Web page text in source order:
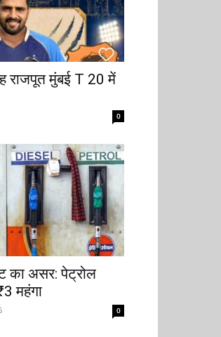
राजपूत मुंबई T 20 में
0
का असर: पेट्रोल
महंगा
0